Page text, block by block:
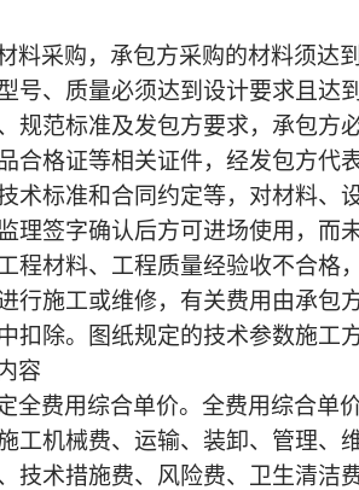
料采购，承包方采购的材料须达
号、质量必须达到设计要求且达
规范标准及发包方要求，承包方
合格证等相关证件，经发包方代
术标准和合同约定等，对材料、
理签字确认后方可进场使用，而
程材料、工程质量经验收不合格
行施工或维修，有关费用由承包
扣除。图纸规定的技术参数施工
容
全费用综合单价。全费用综合单
工机械费、运输、装卸、管理、
技术措施费、风险费、卫生清洁